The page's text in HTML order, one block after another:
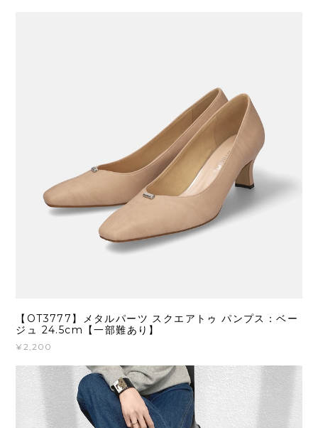
【OT3777】メタルパーツ スクエアトゥ パンプス：ベー
ジュ 24.5cm【一部難あり】
¥2,200